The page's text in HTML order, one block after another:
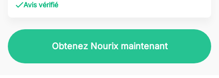
Avis vérifié
Obtenez Nourix maintenant